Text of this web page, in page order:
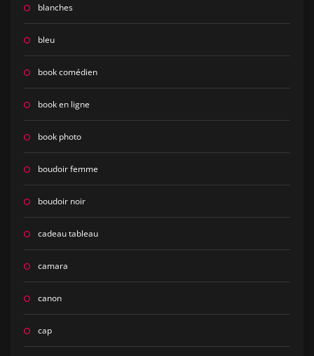
blanches
bleu
book comédien
book en ligne
book photo
boudoir femme
boudoir noir
cadeau tableau
camara
canon
cap